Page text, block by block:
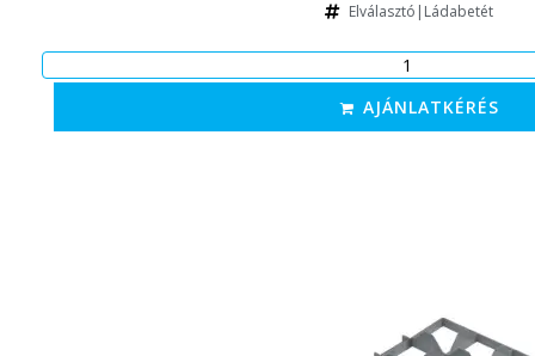
Elválasztó|Ládabetét
AJÁNLATKÉRÉS